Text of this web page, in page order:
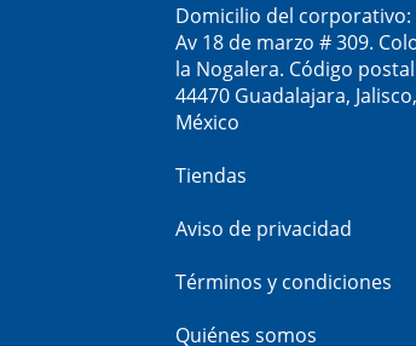
Domicilio del corporativo:
Av 18 de marzo # 309.
la Nogalera. Código postal
44470 Guadalajara, Jalisco,
México
Tiendas
Aviso de privacidad
Términos y condiciones
Quiénes somos